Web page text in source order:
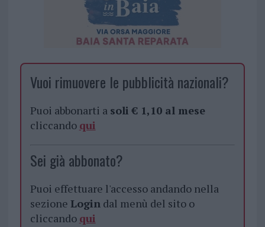
Vuoi rimuovere le pubblicità nazionali?
Puoi abbonarti a soli € 1,10 al mese
cliccando qui
Sei già abbonato?
Puoi effettuare l'accesso andando nella
sezione Logindal menù del sito o
cliccando qui